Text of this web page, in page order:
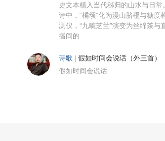
史文本植入当代秭归的山水与日常。
诗中，“橘颂”化为漫山脐橙与糖度
测仪，“九畹芝兰”演变为丝绵茶与
播间的
诗歌 假如时间会说话（外三首）
假如时间会说话